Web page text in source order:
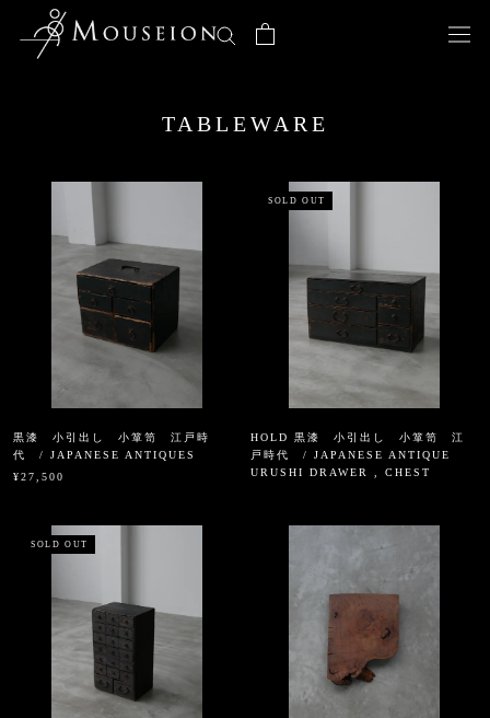
TABLEWARE
黒漆 小引出し 小箪笥 江戸時
代 / JAPANESE ANTIQUES
¥27,500
SOLD OUT
HOLD 黒漆 小引出し 小箪笥 江
戸時代 / JAPANESE ANTIQUE
URUSHI DRAWER , CHEST
SOLD OUT